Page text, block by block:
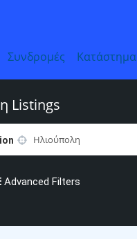
Συνδρομές Κατάστημα
Listings
Advanced Filters